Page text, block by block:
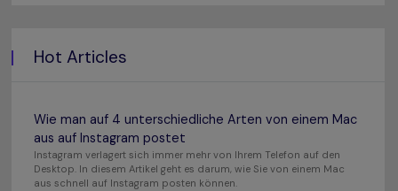
Hot Articles
Wie man auf 4 unterschiedliche Arten von einem Mac
aus auf Instagram postet
Instagram verlagert sich immer mehr von Ihrem Telefon auf den
Desktop. In diesem Artikel geht es darum, wie Sie von einem Mac
aus schnell auf Instagram posten können.